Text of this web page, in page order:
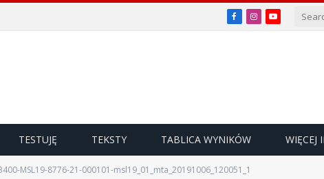
Facebook
InstagramYouTube
TESTUJĘ TEKSTY TABLICA WYNIKÓW WIĘCEJ
MSL19-8776-21-000101-msl19_01_mta_20191006_120051_1